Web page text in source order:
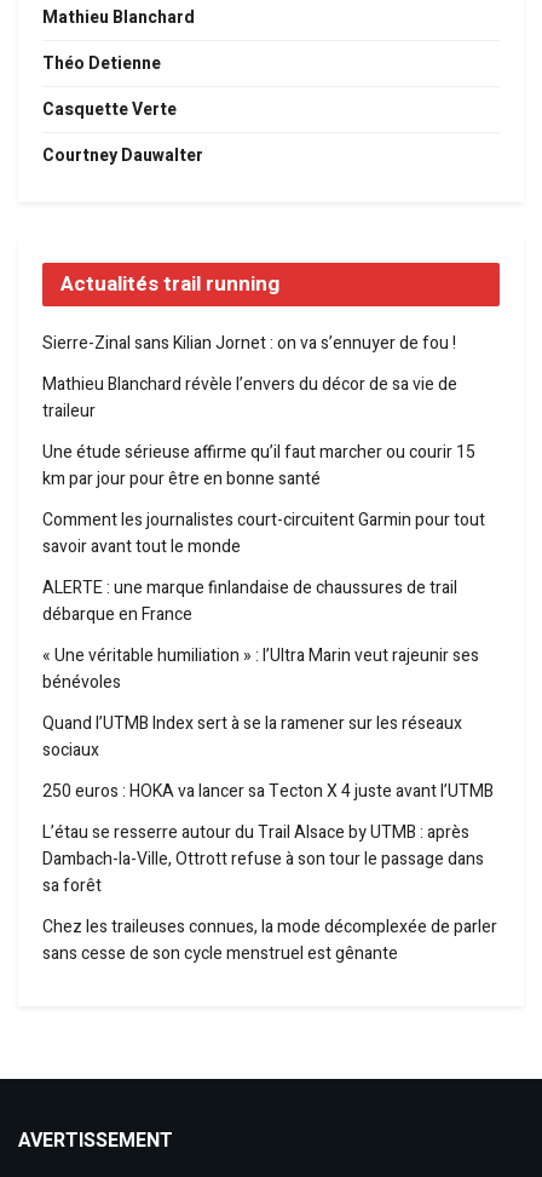
Mathieu Blanchard
Théo Detienne
Casquette Verte
Courtney Dauwalter
Actualités trail running
Sierre-Zinal sans Kilian Jornet : on va s’ennuyer de fou !
Mathieu Blanchard révèle l’envers du décor de sa vie de
traileur
Une étude sérieuse affirme qu’il faut marcher ou courir 15
km par jour pour être en bonne santé
Comment les journalistes court-circuitent Garmin pour tout
savoir avant tout le monde
ALERTE : une marque finlandaise de chaussures de trail
débarque en France
« Une véritable humiliation » : l’Ultra Marin veut rajeunir ses
bénévoles
Quand l’UTMB Index sert à se la ramener sur les réseaux
sociaux
250 euros : HOKA va lancer sa Tecton X 4 juste avant l’UTMB
L’étau se resserre autour du Trail Alsace by UTMB : après
Dambach-la-Ville, Ottrott refuse à son tour le passage dans
sa forêt
Chez les traileuses connues, la mode décomplexée de parler
sans cesse de son cycle menstruel est gênante
AVERTISSEMENT